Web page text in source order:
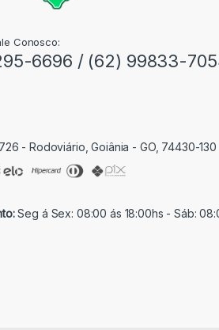
Conosco:
6696 / (62) 99833-
- Rodoviário, Goiânia - GO, 74430-130
Seg á Sex: 08:00 ás 18:00hs - Sáb: